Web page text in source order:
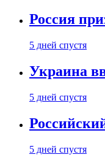
Россия
5 дней спустя
Украина
5 дней спустя
5 дней спустя